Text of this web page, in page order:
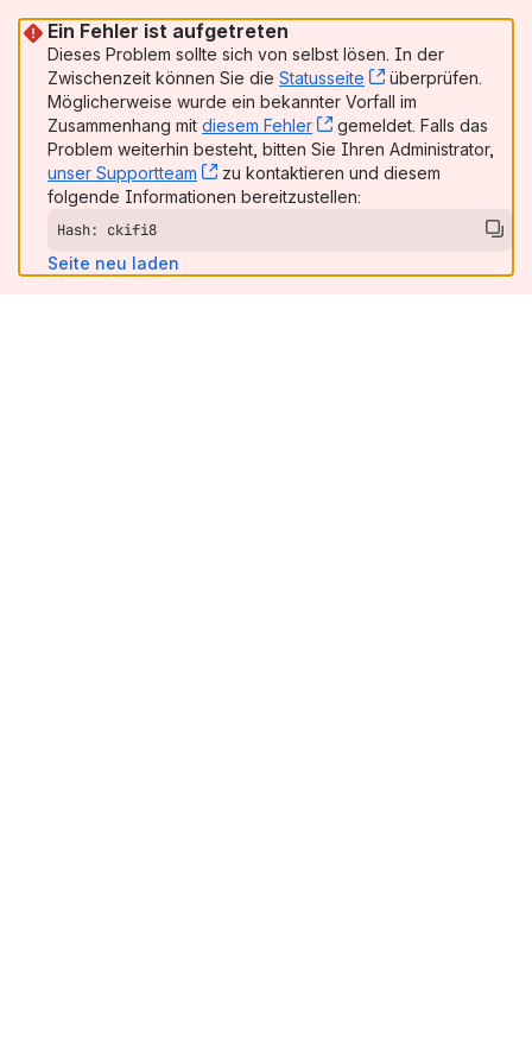
Ein Fehler ist aufgetreten
Dieses Problem sollte sich von selbst lösen. In der
Zwischenzeit können Sie die Statusseite , (opens new
überprüfen.
Möglicherweise wurde ein bekannter Vorfall im
Zusammenhang mit diesem Fehler , (opens new window)
gemeldet. Falls das
Problem weiterhin besteht, bitten Sie Ihren Administrator,
unser Supportteam
, (opens new window)
zu kontaktieren und diesem
folgende Informationen bereitzustellen:
Hash: ckifi8
Seite neu laden